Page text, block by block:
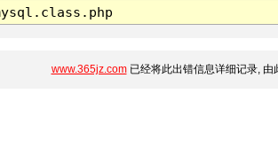
www.365jz.com已经将此出错信息详细记录, 由